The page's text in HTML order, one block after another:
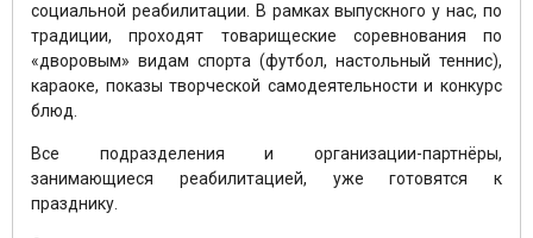
социальной реабилитации. В рамках выпускного у нас, по
традиции, проходят товарищеские соревнования по
«дворовым» видам спорта (футбол, настольный теннис),
караоке, показы творческой самодеятельности и конкурс
блюд.
Все подразделения и организации-партнёры,
занимающиеся реабилитацией, уже готовятся к
празднику.